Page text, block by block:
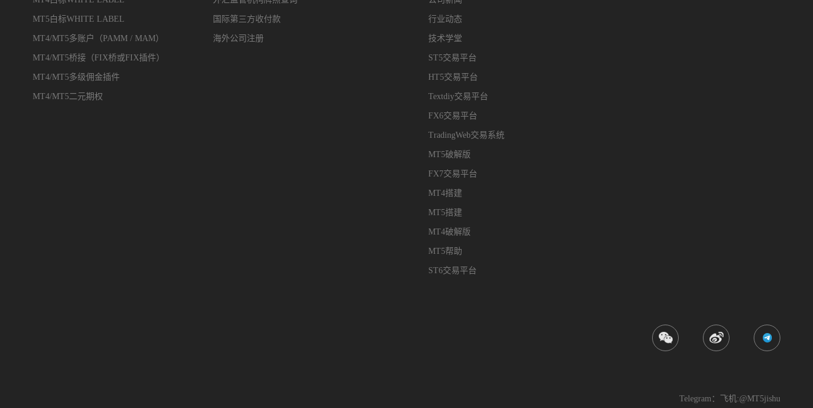
MT5白标WHITE LABEL
MT4/MT5多账户（PAMM / MAM）
MT4/MT5桥接（FIX桥或FIX插件）
MT4/MT5多级佣金插件
MT4/MT5二元期权
国际第三方收付款
海外公司注册
行业动态
技术学堂
ST5交易平台
HT5交易平台
Textdiy交易平台
FX6交易平台
TradingWeb交易系统
MT5破解版
FX7交易平台
MT4搭建
MT5搭建
MT4破解版
MT5帮助
ST6交易平台
Telegram：飞机:@MT5jishu